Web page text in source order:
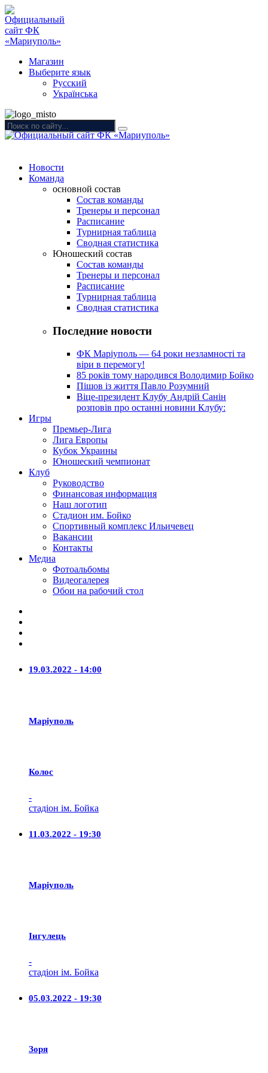
Магазин
Выберите язык
Русский
Українська
Новости
Команда
основной состав
Состав команды
Тренеры и персонал
Расписание
Турнирная таблица
Сводная статистика
Юношеский состав
Состав команды
Тренеры и персонал
Расписание
Турнирная таблица
Сводная статистика
Последние новости
ФК Маріуполь — 64 роки незламності та
віри в перемогу!
85 років тому народився Володимир Бойко
Пішов із життя Павло Розумний
Віце-президент Клубу Андрій Санін
розповів про останні новини Клубу:
Игры
Премьер-Лига
Лига Европы
Кубок Украины
Юношеский чемпионат
Клуб
Руководство
Финансовая информация
Наш логотип
Стадион им. Бойко
Спортивный комплекс Ильичевец
Вакансии
Контакты
Медиа
Фотоальбомы
Видеогалерея
Обои на рабочий стол
19.03.2022 - 14:00
Маріуполь
Колос
-
стадіон ім. Бойка
11.03.2022 - 19:30
Маріуполь
Iнгулець
-
стадіон ім. Бойка
05.03.2022 - 19:30
Зоря